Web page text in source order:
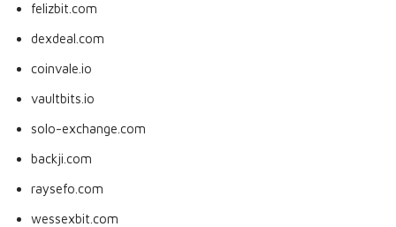
felizbit.com
dexdeal.com
coinvale.io
vaultbits.io
solo-exchange.com
backji.com
raysefo.com
wessexbit.com